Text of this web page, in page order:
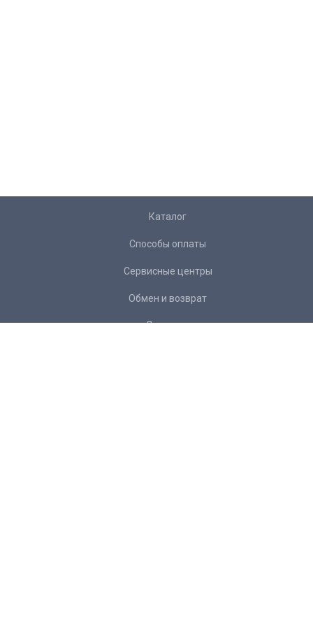
Каталог
Способы оплаты
Сервисные центры
Обмен и возврат
Доставка